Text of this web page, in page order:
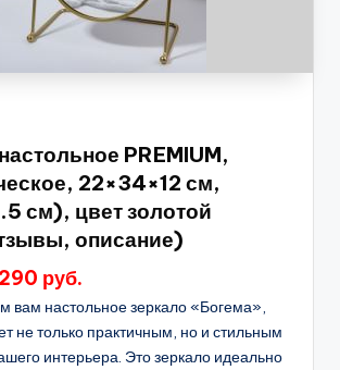
PREMIUM,
22×34×12 см,
см), цвет золотой
описание)
руб.
вам настольное зеркало «Богема»,
не только практичным, но и стильным
интерьера. Это зеркало идеально